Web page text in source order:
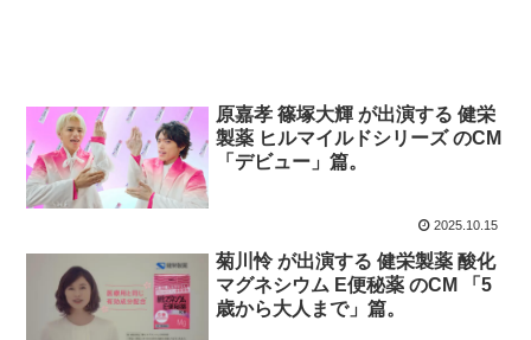
原嘉孝 篠塚大輝 が出演する 健栄
製薬 ヒルマイルドシリーズ のCM
「デビュー」篇。
2025.10.15
菊川怜 が出演する 健栄製薬 酸化
マグネシウム E便秘薬 のCM 「5
歳から大人まで」篇。